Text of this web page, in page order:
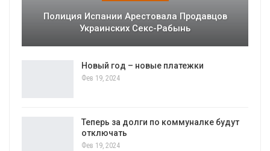
Полиция Испании Арестовала Продавцов
Украинских Секс-Рабынь
Новый год – новые платежки
Фев 19, 2024
Теперь за долги по коммуналке будут
отключать
Фев 19, 2024